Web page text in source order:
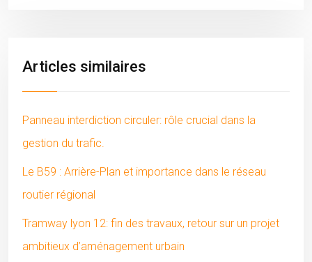
Articles similaires
Panneau interdiction circuler: rôle crucial dans la
gestion du trafic.
Le B59 : Arrière-Plan et importance dans le réseau
routier régional
Tramway lyon 12: fin des travaux, retour sur un projet
ambitieux d’aménagement urbain